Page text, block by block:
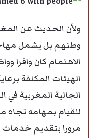
ولأن الحديث عن
وطنهم بل يشمل
الاهتمام كان وافرا
الهيئات المكلفة
الجالية المغربية في
للقيام بمهامه تجاه
مرورا بتقديم خدمات